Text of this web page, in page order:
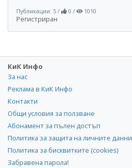
Публикации: 5 / 0 / 1010
Регистриран
КиК Инфо
За нас
Реклама в КиК Инфо
Контакти
Общи условия за ползване
Абонамент за пълен достъп
Политика за защита на личните данни
Политика за бисквитките (cookies)
Забравена парола!